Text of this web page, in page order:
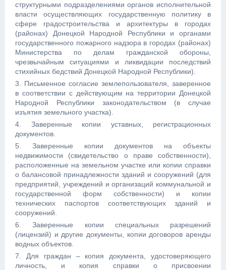
структурными подразделениями органов исполнительной
власти осуществляющих государственную политику в
сфере градостроительства и архитектуры в городах
(районах) Донецкой Народной Республики и органами
государственного пожарного надзора в городах (районах)
Министерства по делам гражданской обороны,
чрезвычайным ситуациями и ликвидации последствий
стихийных бедствий Донецкой Народной Республики).
3. Письменное согласие землепользователя, заверенное
в соответствии с действующим на территории Донецкой
Народной Республики законодательством (в случае
изъятия земельного участка).
4. Заверенные копии уставных, регистрационных
документов.
5. Заверенные копии документов на объекты
недвижимости (свидетельство о праве собственности),
расположенные на земельном участке или копии справки
о балансовой принадлежности зданий и сооружений (для
предприятий, учреждений и организаций коммунальной и
государственной форм собственности) и копии
технических паспортов соответствующих зданий и
сооружений.
6. Заверенные копии специальных разрешений
(лицензий) и другие документы, копии договоров аренды
водных объектов.
7. Для граждан – копия документа, удостоверяющего
личность, и копия справки о присвоении